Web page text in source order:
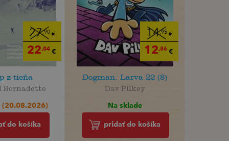
27,90 €
22,04 €
z tieňa
Bernadette
(20.08.2026)
do košíka
14,95 €
12,86 €
Dogman. Larva 22 (8)
Dav Pilkey
Na sklade
pridať do košíka